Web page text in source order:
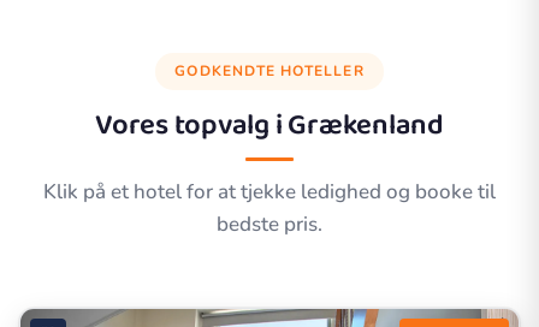
GODKENDTE HOTELLER
Vores topvalg iGrækenland
Klik på et hotel for at tjekke ledighed og booke til
bedste pris.